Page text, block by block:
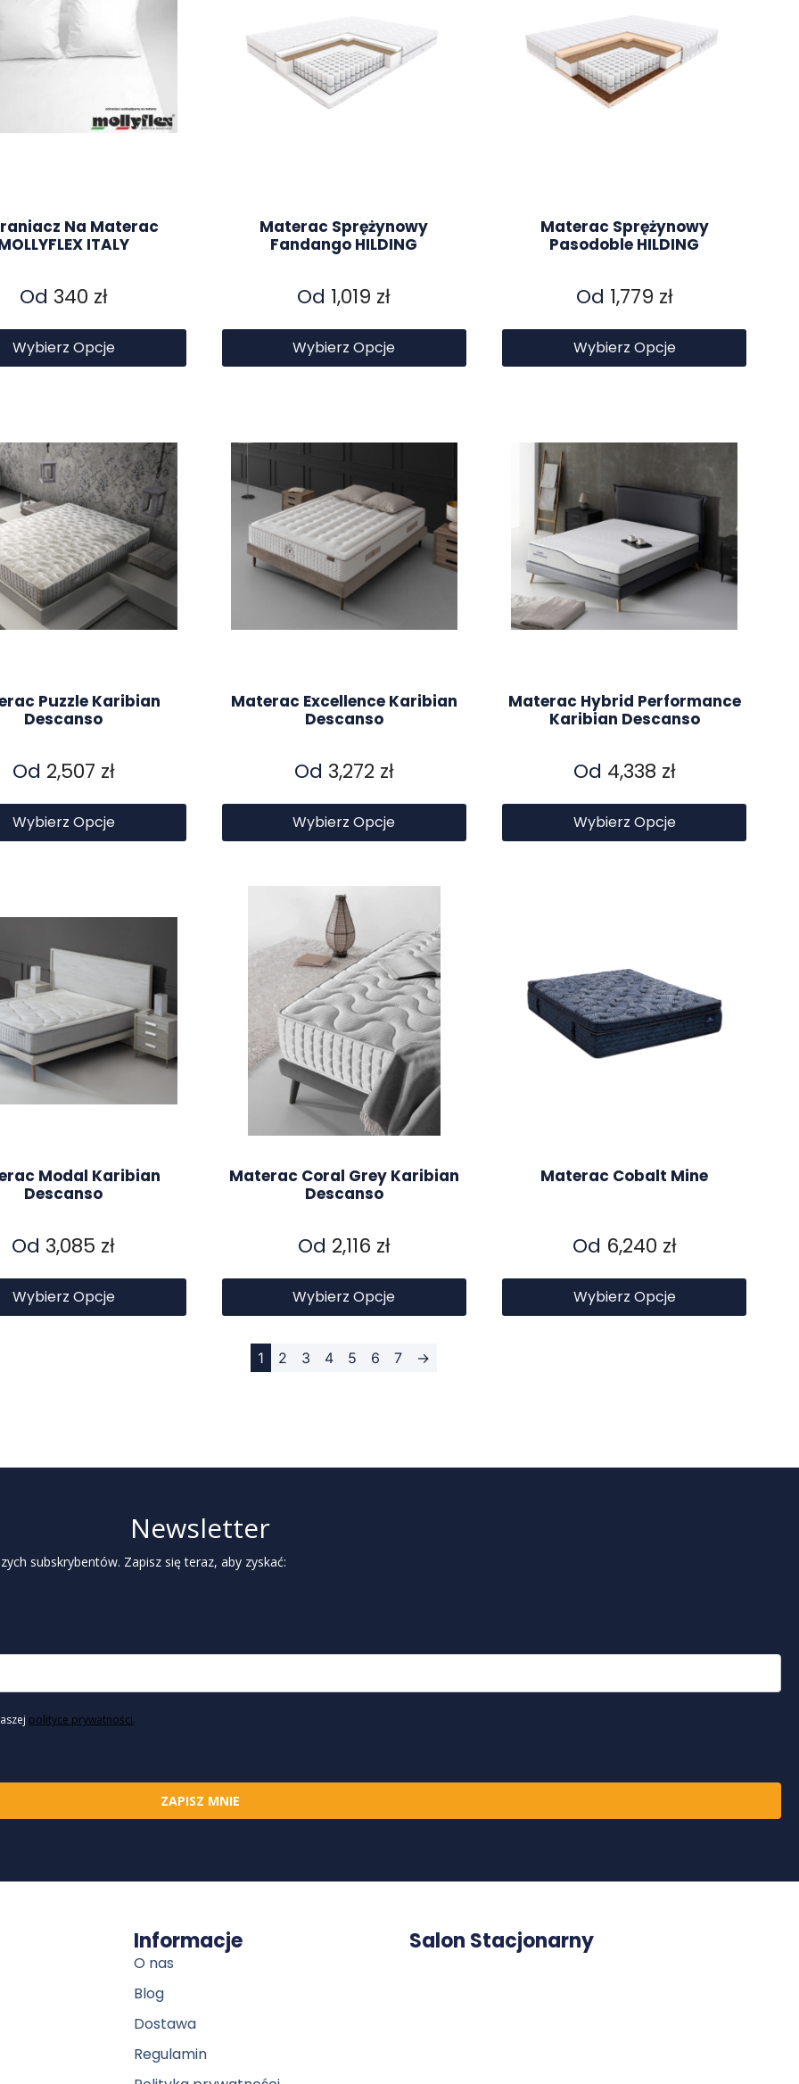
Na Materac
ITALY
Od 340 zł
Wybierz Opcje
Materac Sprężynowy
Fandango HILDING
Od 1,019 zł
Wybierz Opcje
Materac Sprężynowy
Pasodoble HILDING
Od 1,779 zł
Wybierz Opcje
Puzzle Karibian
Descanso
Od 2,507 zł
Wybierz Opcje
Materac Excellence Karibian
Descanso
Od 3,272 zł
Wybierz Opcje
Materac Hybrid Performance
Karibian Descanso
Od 4,338 zł
Wybierz Opcje
Modal Karibian
Descanso
Od 3,085 zł
Wybierz Opcje
Materac Coral Grey Karibian
Descanso
Od 2,116 zł
Wybierz Opcje
Materac Cobalt Mine
Od 6,240 zł
Wybierz Opcje
1 2 3 4 5 6 7 →
Newsletter
subskrybentów. Zapisz się teraz, aby zyskać:
polityce prywatności.
ZAPISZ MNIE
Informacje
O nas
Blog
Dostawa
Regulamin
Salon Stacjonarny